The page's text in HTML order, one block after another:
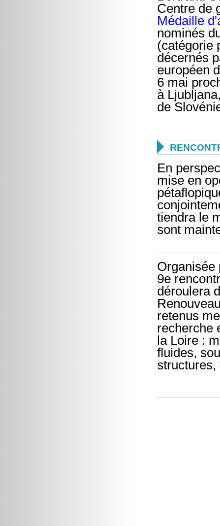
Centre de
Médaille
nominés
(catégorie
décernés
européen
6 mai
à
de

En
mise en
tiendra le
sont
Organisée
9e
déroulera
retenus
recherche
la Loire :
fluides,
structures,